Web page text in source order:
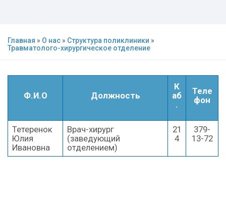
Главная » О нас » Структура поликлиники »
Травматолого-хирургическое отделение
Ф.И.О Должность
К
аб
.
Теле
фон
Тетеренок
Юлия
Ивановна
Врач-хирург
(заведующий
отделением)
21
4
379-
13-72